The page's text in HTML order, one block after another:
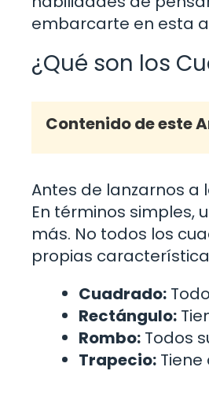
embarcarte en esta
¿Qué son los
Contenido de este
Antes de lanzarnos
En términos simples,
más. No todos los
propias
Cuadrado:
Rectángulo:
Rombo: Todos
Trapecio: